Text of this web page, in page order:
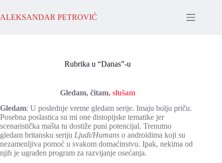
to
content
ALEKSANDAR PETROVIĆ
Rubrika u “Danas”-u
Gledam, čitam, slušam
Gledam: U poslednje vreme gledam serije. Imaju bolju priču.
Posebna poslastica su mi one distopijske tematike jer
scenaristička mašta tu dostiže puni potencijal. Trenutno
gledam britansku seriju Ljudi/Humans o androidima koji su
nezamenljiva pomoć u svakom domaćinstvu. Ipak, nekima od
njih je ugrađen program za razvijanje osećanja.